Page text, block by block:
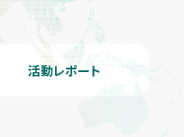
活動レポート